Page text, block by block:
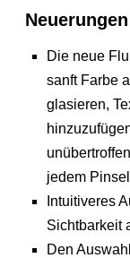
Die neue
sanft Farbe
glasieren,
jedem
Intuitiveres
Sichtbarkeit
Den